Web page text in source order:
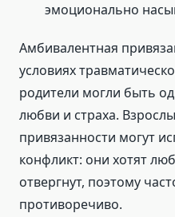
эмоционально
Амбивалентная
условиях
родители могли быть
любви и страха.
привязанности могут
конфликт: они хотят
отвергнут, поэтому
противоречиво.